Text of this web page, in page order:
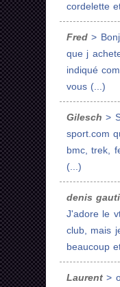
cordelette
Fred>
que j
indiqué
vous (...)
Gilesch >
sport.com
bmc, trek,
(...)
denis
J'adore le
club, mais
beaucoup
Laurent>